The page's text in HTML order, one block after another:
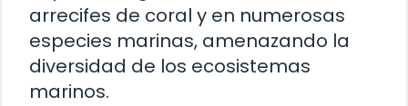
arrecifes de coral y en numerosas
especies marinas, amenazando la
diversidad de los ecosistemas
marinos.